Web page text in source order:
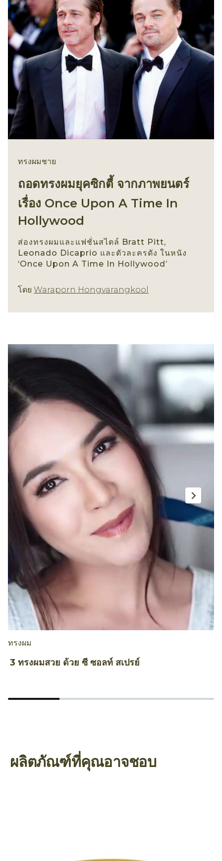
ทรงผมชาย
ถอดทรงผมยุคซิกตี้ จากภาพยนตร์
เรื่อง Once Upon A Time In
Hollywood
ส่องทรงผมและแฟชั่นสไตล์ Bratt Pitt,
Leonado Dicaprio และตัวละครดัง ในหนัง
‘Once Upon A Time In Hollywood’
โดย Waraporn Hongvarangkool
ทรงผม
3 ทรงผมสวย ด้วย ซี ซอลท์ สเปรย์
ผลิตภัณฑ์ที่คุณอาจชอบ